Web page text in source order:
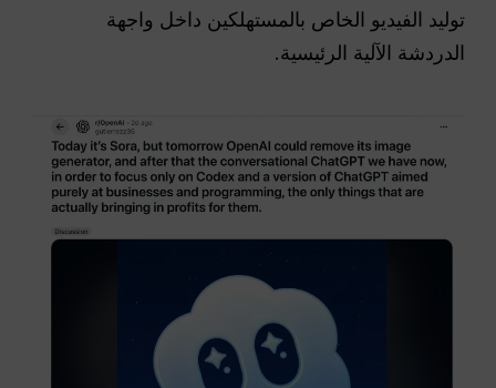
توليد الفيديو الخاص بالمستهلكين داخل واجهة
الدردشة الآلية الرئيسية.